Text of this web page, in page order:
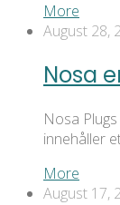
More
August 28,
Nosa
Nosa
innehåller
More
August 17,